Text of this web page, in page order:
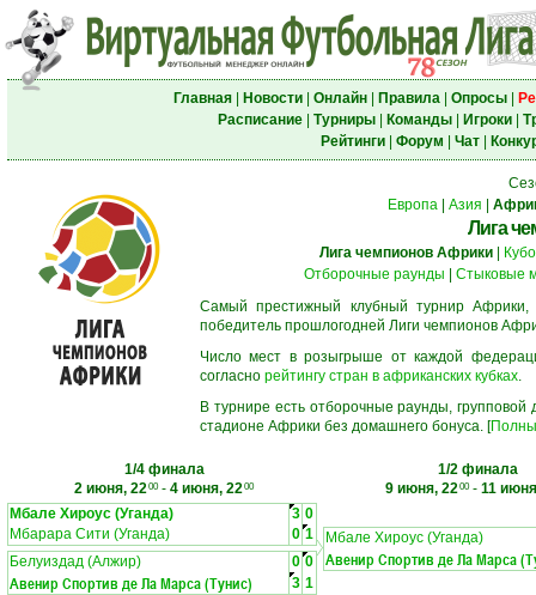
Главная| Новости| Онлайн| Правила| Опросы|
Расписание| Турниры| Команды| Игроки|
Рейтинги| Форум Чат|
Европа
Азия
Лига
Лига чемпионов Африки|
Отборочные раунды
Стыковые
Самый престижный клубный турнир
победитель прошлогодней Лиги чемпионов
Число мест в розыгрыше от каждой
согласно рейтингу стран в африканских кубках.
В турнире есть отборочные раунды,
стадионе Африки без домашнего бонуса. [
1/4 финала
2 июня, 2200- 4 июня, 2200
1/2 финала
9 июня, 2200- 11
Мбале Хироус (Уганда)
3 0
Мбарара Сити (Уганда)
0 1
Белуиздад (Алжир)
0 0
Авенир Спортив де Ла Марса (Тунис) 3 1
Мбале Хироус (Уганда)
Авенир Спортив де Ла Марса